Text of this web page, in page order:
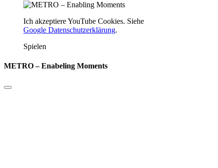
Ich akzeptiere YouTube Cookies. Siehe
Google Datenschutzerklärung.
Spielen
METRO – Enabeling Moments